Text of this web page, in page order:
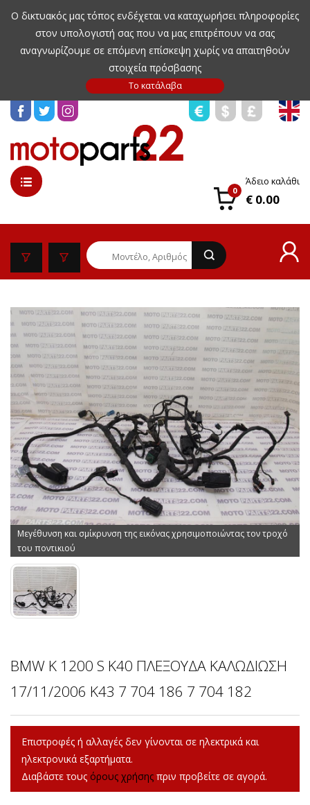
Ο δικτυακός μας τόπος ενδέχεται να καταχωρήσει πληροφορίες
στον υπολογιστή σας που να μας επιτρέπουν να σας
αναγνωρίζουμε σε επόμενη επίσκεψη χωρίς να απαιτηθούν
στοιχεία πρόσβασης
0
Άδειο καλάθι
€ 0.00
Μεγέθυνση και σμίκρυνση της εικόνας χρησιμοποιώντας τον τροχό
του ποντικιού
BMW K 1200 S K40 ΠΛΕΞΟΥΔΑ ΚΑΛΩΔΙΩΣΗ
17/11/2006 K43 7 704 186 7 704 182
Επιστροφές ή αλλαγές δεν γίνονται σε ηλεκτρικά και
ηλεκτρονικά εξαρτήματα.
Διαβάστε τους όρους χρήσης πριν προβείτε σε αγορά.